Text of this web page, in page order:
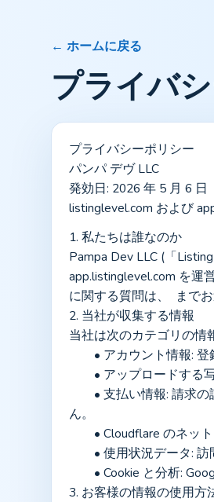
← ホームに戻る
プライバ
プライバシーポリシー
パンパ デヴ LLC
発効日: 2026 年 5 月 6 日
listinglevel.com および
1. 私たちは誰なのか
Pampa Dev LLC (「
app.listinglevel.com を運
に関する質問は、  までお
2. 当社が収集する情報
当社は次のカテゴリの情
• アカウント情報:
• アップロードする
ん。
• Cloudflare のネ
• 使用状況データ:
• Cookie と分析:
3. お客様の情報の使用方